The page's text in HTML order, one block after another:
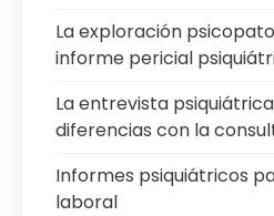
La exploración
informe pericial
La entrevista
diferencias con la
Informes psiquiátricos
laboral